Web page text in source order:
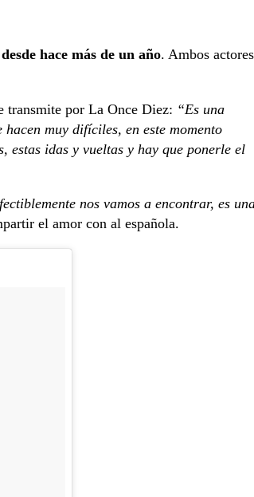
hace más de un año. Ambos
transmite por La Once Diez: “Es una
muy difíciles, en este momento
estas idas y vueltas y hay que ponerle el
nos vamos a encontrar, es
el amor con al española.